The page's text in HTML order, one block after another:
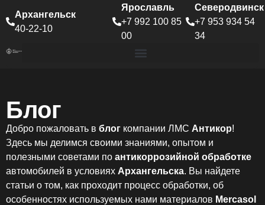
Архангельск
40-22-10
Ярославль
+7 992 100 85
00
Северодвинск
+7 953 934 54
34
Блог
Добро пожаловать в блог компании ЛМС Антикор!
Здесь мы делимся своими знаниями, опытом и
полезными советами по антикоррозийной обработке
автомобилей в условиях Архангельска. Вы найдете
статьи о том, как проходит процесс обработки, об
особенностях используемых нами материалов Mercasol